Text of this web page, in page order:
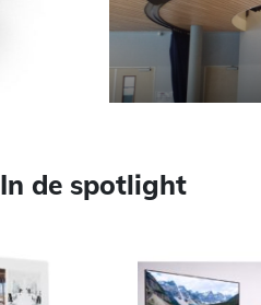
In de spotlight